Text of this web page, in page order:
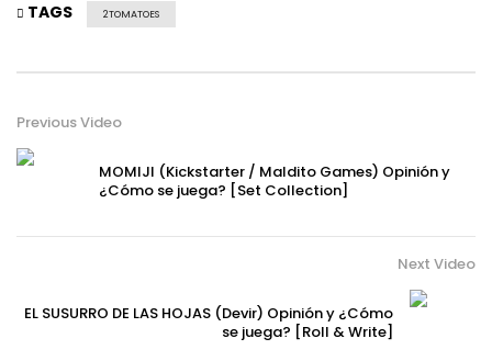
TAGS 2TOMATOES
Previous Video
MOMIJI (Kickstarter / Maldito Games) Opinión y
¿Cómo se juega? [Set Collection]
Next Video
EL SUSURRO DE LAS HOJAS (Devir) Opinión y ¿Cómo
se juega? [Roll & Write]